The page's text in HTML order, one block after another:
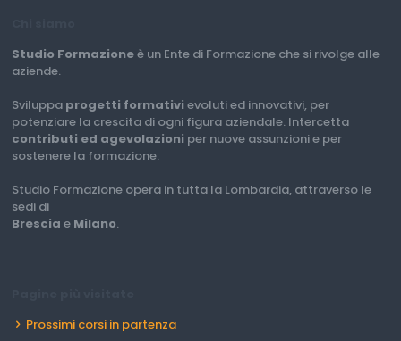
Studio Formazioneè un Ente di Formazione che si rivolge alle
aziende.
Sviluppa progetti formativi evoluti ed innovativi, per
potenziare la crescita di ogni figura aziendale. Intercetta
contributi ed agevolazioni per nuove assunzioni e per
sostenere la formazione.
Studio Formazione opera in tutta la Lombardia, attraverso le
sedi di
Brescia e Milano.
Prossimi corsi in partenza